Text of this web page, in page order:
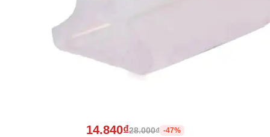
14.840₫28.000₫ -47%